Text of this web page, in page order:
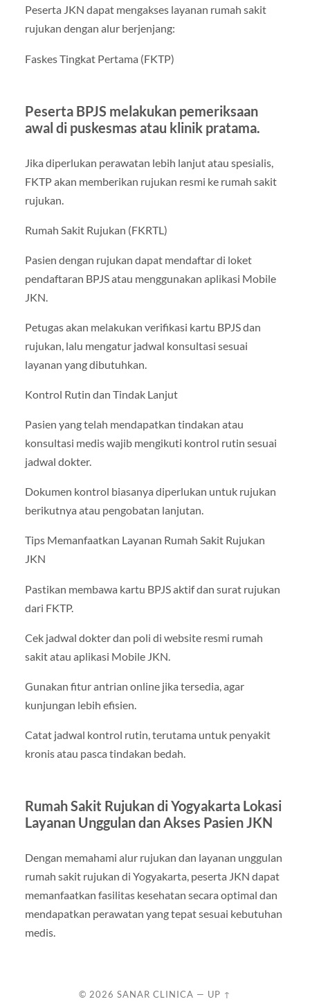
Peserta JKN dapat mengakses layanan rumah sakit
rujukan dengan alur berjenjang:
Faskes Tingkat Pertama (FKTP)
Peserta BPJS melakukan pemeriksaan
awal di puskesmas atau klinik pratama.
Jika diperlukan perawatan lebih lanjut atau spesialis,
FKTP akan memberikan rujukan resmi ke rumah sakit
rujukan.
Rumah Sakit Rujukan (FKRTL)
Pasien dengan rujukan dapat mendaftar di loket
pendaftaran BPJS atau menggunakan aplikasi Mobile
JKN.
Petugas akan melakukan verifikasi kartu BPJS dan
rujukan, lalu mengatur jadwal konsultasi sesuai
layanan yang dibutuhkan.
Kontrol Rutin dan Tindak Lanjut
Pasien yang telah mendapatkan tindakan atau
konsultasi medis wajib mengikuti kontrol rutin sesuai
jadwal dokter.
Dokumen kontrol biasanya diperlukan untuk rujukan
berikutnya atau pengobatan lanjutan.
Tips Memanfaatkan Layanan Rumah Sakit Rujukan
JKN
Pastikan membawa kartu BPJS aktif dan surat rujukan
dari FKTP.
Cek jadwal dokter dan poli di website resmi rumah
sakit atau aplikasi Mobile JKN.
Gunakan fitur antrian online jika tersedia, agar
kunjungan lebih efisien.
Catat jadwal kontrol rutin, terutama untuk penyakit
kronis atau pasca tindakan bedah.
Rumah Sakit Rujukan di Yogyakarta Lokasi
Layanan Unggulan dan Akses Pasien JKN
Dengan memahami alur rujukan dan layanan unggulan
rumah sakit rujukan di Yogyakarta, peserta JKN dapat
memanfaatkan fasilitas kesehatan secara optimal dan
mendapatkan perawatan yang tepat sesuai kebutuhan
medis.
© 2026 SANAR CLINICA — UP ↑